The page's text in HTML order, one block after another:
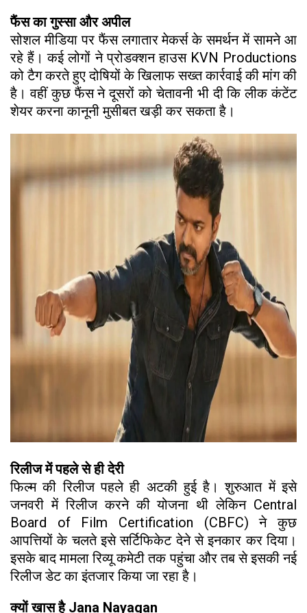
फैंस का गुस्सा और अपील
सोशल मीडिया पर फैंस लगातार मेकर्स के समर्थन में सामने आ
रहे हैं। कई लोगों ने प्रोडक्शन हाउस KVN Productions
को टैग करते हुए दोषियों के खिलाफ सख्त कार्रवाई की मांग की
है। वहीं कुछ फैंस ने दूसरों को चेतावनी भी दी कि लीक कंटेंट
शेयर करना कानूनी मुसीबत खड़ी कर सकता है।
रिलीज में पहले से ही देरी
फिल्म की रिलीज पहले ही अटकी हुई है। शुरुआत में इसे
जनवरी में रिलीज करने की योजना थी लेकिन Central
Board of Film Certification (CBFC) ने कुछ
आपत्तियों के चलते इसे सर्टिफिकेट देने से इनकार कर दिया।
इसके बाद मामला रिव्यू कमेटी तक पहुंचा और तब से इसकी नई
रिलीज डेट का इंतजार किया जा रहा है।
क्यों खास है Jana Nayagan